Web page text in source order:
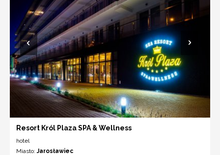
Resort Król Plaza SPA & Wellness
hotel
Miasto:Jarosławiec